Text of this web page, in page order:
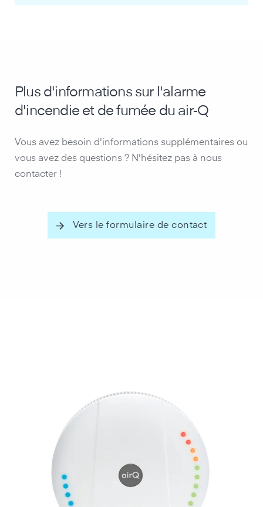
Plus d'informations sur l'alarme
d'incendie et de fumée du air‑Q
Vous avez besoin d'informations supplémentaires ou
vous avez des questions ? N'hésitez pas à nous
contacter !
Vers le formulaire de contact